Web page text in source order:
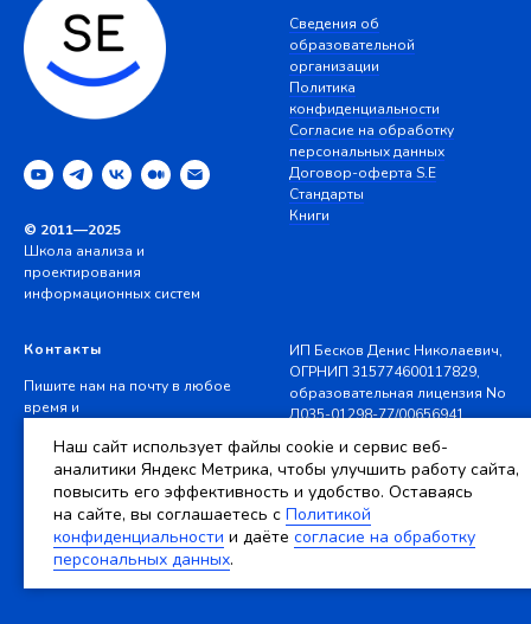
© 2011—2025
Школа анализа и
проектирования
информационных систем
Сведения об
образовательной
организации
Политика
конфиденциальности
Согласие на обработку
персональных данных
Договор-оферта S.E
Стандарты
Книги
Контакты
Пишите нам на почту в любое
время и
10−18 мск (GMT+3)
ok@systems.education
+7 499 350 7710
ИП Бесков Денис Николаевич,
ОГРНИП 315774600117829,
образовательная лицензия No
Л035-01298-77/00656941
☺ Личный кабинет
Сайт разработан
Ясный Дизайн
Наш сайт использует файлы cookie и сервис веб-
аналитики Яндекс Метрика, чтобы улучшить работу сайта,
повысить его эффективность и удобство. Оставаясь
на сайте, вы соглашаетесь c Политикой
конфиденциальности и даёте согласие на обработку
персональных данных.